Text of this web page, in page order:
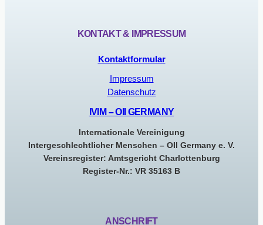
KONTAKT & IMPRESSUM
Kontaktformular
Impressum
Datenschutz
IVIM – OII GERMANY
Internationale Vereinigung
Intergeschlechtlicher Menschen – OII Germany e. V.
Vereinsregister: Amtsgericht Charlottenburg
Register-Nr.: VR 35163 B
ANSCHRIFT